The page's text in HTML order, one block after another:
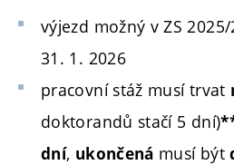
výjezd možný v ZS
31. 1. 2026
pracovní stáž musí trvat
doktorandů stačí 5 dní)
dní, ukončená musí být